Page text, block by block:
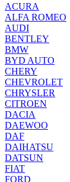
ACURA
ALFA ROMEO
AUDI
BENTLEY
BMW
BYD AUTO
CHERY
CHEVROLET
CHRYSLER
CITROEN
DACIA
DAEWOO
DAF
DAIHATSU
DATSUN
FIAT
FORD